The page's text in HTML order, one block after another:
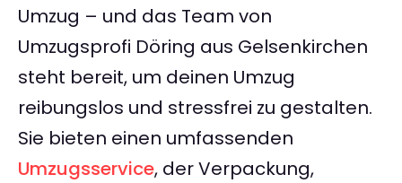
Umzug – und das Team von
Umzugsprofi Döring aus Gelsenkirchen
steht bereit, um deinen Umzug
reibungslos und stressfrei zu gestalten.
Sie bieten einen umfassenden
Umzugsservice, der Verpackung,